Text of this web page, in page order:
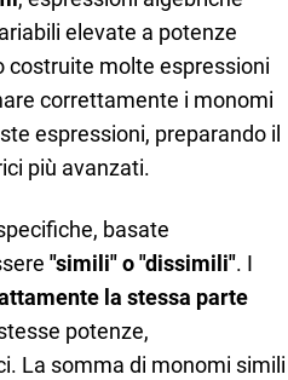
elevate a potenze
costruite molte espressioni
correttamente i monomi
espressioni, preparando il
più avanzati.
basate
"simili" o "dissimili". I
la stessa parte
potenze,
La somma di monomi simili